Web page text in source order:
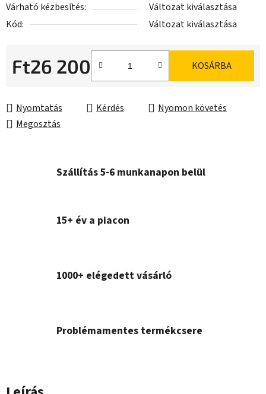
Várható kézbesítés:
Változat kiválasztása
Kód:
Változat kiválasztása
Ft26 200 KOSÁRBA
Nyomtatás Kérdés
Nyomon követés
Megosztás
Szállítás 5-6 munkanapon belül
15+ év a piacon
1000+ elégedett vásárló
Problémamentes termékcsere